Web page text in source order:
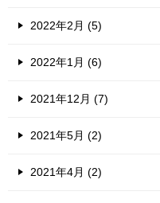
2022年2月 (5)
2022年1月 (6)
2021年12月 (7)
2021年5月 (2)
2021年4月 (2)